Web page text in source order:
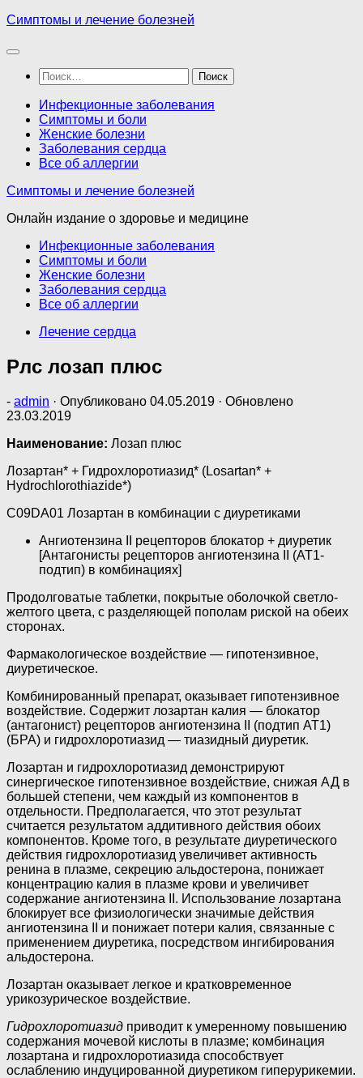
Перейти
содержимому
Симптомы и лечение болезней
Найти:
Инфекционные заболевания
Симптомы и боли
Женские болезни
Заболевания сердца
Все об аллергии
Симптомы и лечение болезней
Онлайн издание о здоровье и медицине
Инфекционные заболевания
Симптомы и боли
Женские болезни
Заболевания сердца
Все об аллергии
Лечение сердца
Рлс лозап плюс
- admin · Опубликовано 04.05.2019 · Обновлено
23.03.2019
Наименование: Лозап плюс
Лозартан* + Гидрохлоротиазид* (Losartan* +
Hydrochlorothiazide*)
C09DA01 Лозартан в комбинации с диуретиками
Ангиотензина II рецепторов блокатор + диуретик
[Антагонисты рецепторов ангиотензина II (AT1-
подтип) в комбинациях]
Продолговатые таблетки, покрытые оболочкой светло-
желтого цвета, с разделяющей пополам риской на обеих
сторонах.
Фармакологическое воздействие — гипотензивное,
диуретическое.
Комбинированный препарат, оказывает гипотензивное
воздействие. Содержит лозартан калия — блокатор
(антагонист) рецепторов ангиотензина II (подтип АТ1)
(БРА) и гидрохлоротиазид — тиазидный диуретик.
Лозартан и гидрохлоротиазид демонстрируют
синергическое гипотензивное воздействие, снижая АД в
большей степени, чем каждый из компонентов в
отдельности. Предполагается, что этот результат
считается результатом аддитивного действия обоих
компонентов. Кроме того, в результате диуретического
действия гидрохлоротиазид увеличивет активность
ренина в плазме, секрецию альдостерона, понижает
концентрацию калия в плазме крови и увеличивет
содержание ангиотензина II. Использование лозартана
блокирует все физиологически значимые действия
ангиотензина II и понижает потери калия, связанные с
применением диуретика, посредством ингибирования
альдостерона.
Лозартан оказывает легкое и кратковременное
урикозурическое воздействие.
Гидрохлоротиазид приводит к умеренному повышению
содержания мочевой кислоты в плазме; комбинация
лозартана и гидрохлоротиазида способствует
ослаблению индуцированной диуретиком гиперурикемии.